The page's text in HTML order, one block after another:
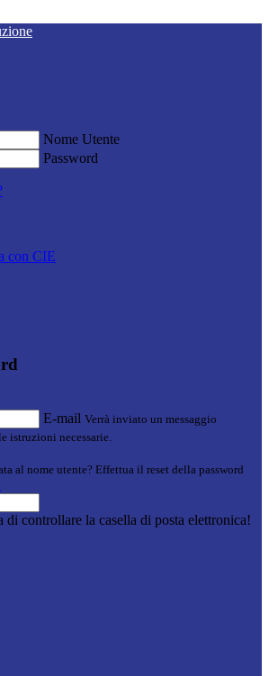
Nome Utente
Password
con CIE
E-mail Verrà inviato un messaggio
istruzioni necessarie.
al nome utente? Effettua il reset della password
di controllare la casella di posta elettronica!